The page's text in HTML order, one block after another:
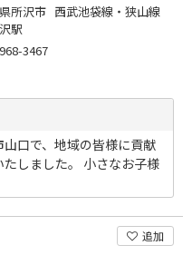
所沢市 西武池袋線・狭山線
駅
3467
口で、地域の皆様に貢献
しました。 小さなお子様
追加